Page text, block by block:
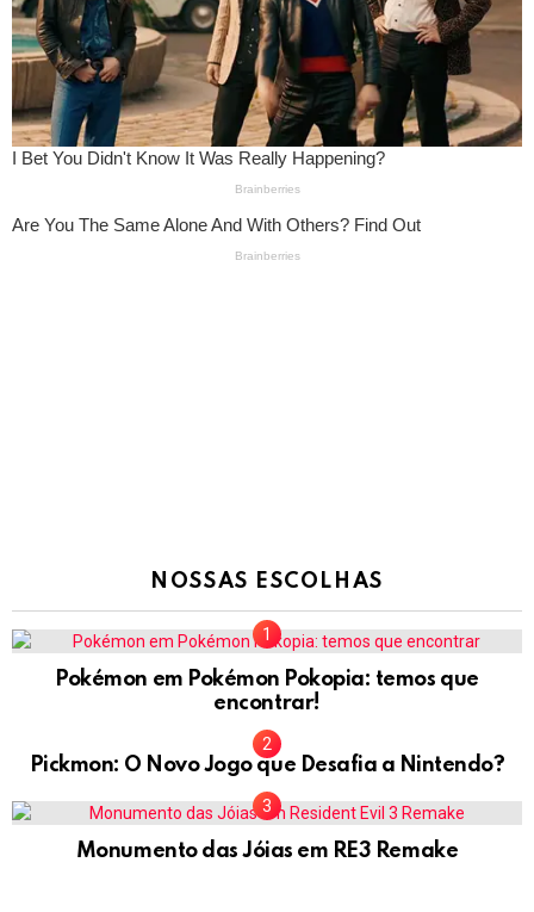
NOSSAS ESCOLHAS
Pokémon em Pokémon Pokopia: temos que
encontrar!
Pickmon: O Novo Jogo que Desafia a Nintendo?
Monumento das Jóias em RE3 Remake